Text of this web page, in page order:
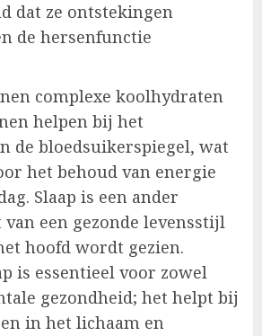
dat ze ontstekingen
de hersenfunctie
complexe koolhydraten
helpen bij het
de bloedsuikerspiegel, wat
het behoud van energie
Slaap is een ander
van een gezonde levensstijl
hoofd wordt gezien.
is essentieel voor zowel
gezondheid; het helpt bij
in het lichaam en